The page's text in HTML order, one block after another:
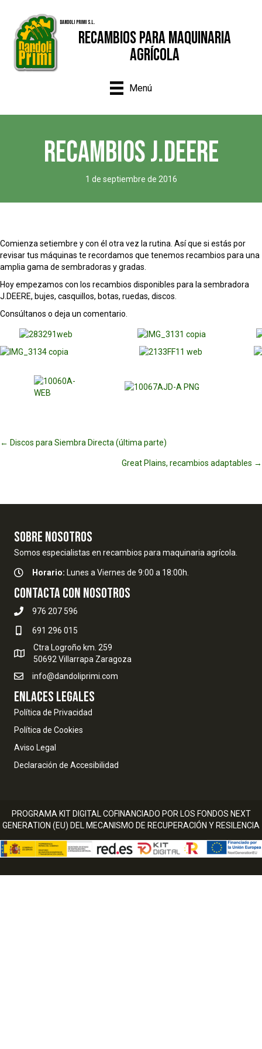
Dandoli Primi S.L.
Recambios para Maquinaria
Agrícola
Menú
RECAMBIOS J.DEERE
1 de septiembre de 2016
Comienza setiembre y con él otra vez la rutina. Así que si estás por
revisar tus máquinas te recordamos que tenemos recambios para una
amplia gama de sembradoras y gradas.
Hoy empezamos con los recambios disponibles para la sembradora
J.DEERE, bujes, casquillos, botas, ruedas, discos.
Consúltanos o deja un comentario.
Posts
← Discos para Siembra Directa (última parte)
Great Plains, recambios adaptables →
SOBRE NOSOTROS
Somos especialistas en recambios para maquinaria agrícola.
Horario: Lunes a Viernes de 9:00 a 18:00h.
Contacta con nosotros
976 207 596
691 296 015
Ctra Logroño km. 259
50692 Villarrapa Zaragoza
info@dandoliprimi.com
ENLACES LEGALES
Política de Privacidad
Política de Cookies
Aviso Legal
Declaración de Accesibilidad
PROGRAMA KIT DIGITAL COFINANCIADO POR LOS FONDOS NEXT
GENERATION (EU) DEL MECANISMO DE RECUPERACIÓN Y RESILENCIA